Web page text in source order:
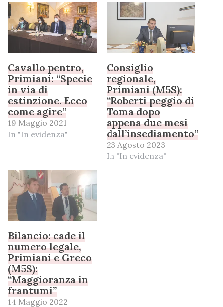
Cavallo pentro,
Primiani: “Specie
in via di
estinzione. Ecco
come agire”
19 Maggio 2021
In "In evidenza"
Consiglio
regionale,
Primiani (M5S):
“Roberti peggio di
Toma dopo
appena due mesi
dall’insediamento”
23 Agosto 2023
In "In evidenza"
Bilancio: cade il
numero legale,
Primiani e Greco
(M5S):
“Maggioranza in
frantumi”
14 Maggio 2022